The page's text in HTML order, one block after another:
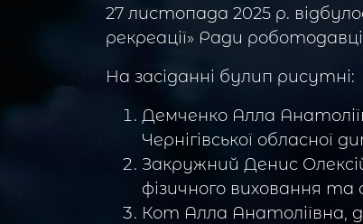
27 листопада 2025 р.
рекреації» Ради
На засіданні булип рисутні:
Демченко Алла
Чернігівської обласної
Закружний Денис
фізичного виховання
Кот Алла Анатоліївна,